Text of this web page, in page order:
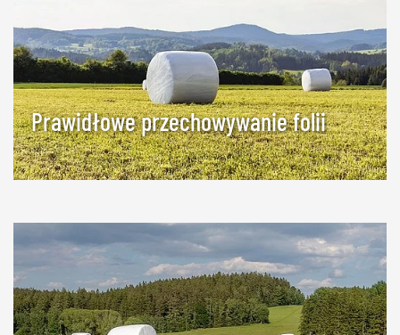
Prawidłowe przechowywanie folii